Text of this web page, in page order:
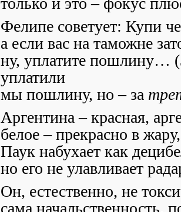
Фелипе советует: Купи
а если вас на таможне
ну, уплатите пошлину…
уплатили
мы пошлину, но – за
Аргентина – красная,
белое – прекрасно в
Паук набухает как
но его не улавливает
Он, естественно, не
сама начальственность,